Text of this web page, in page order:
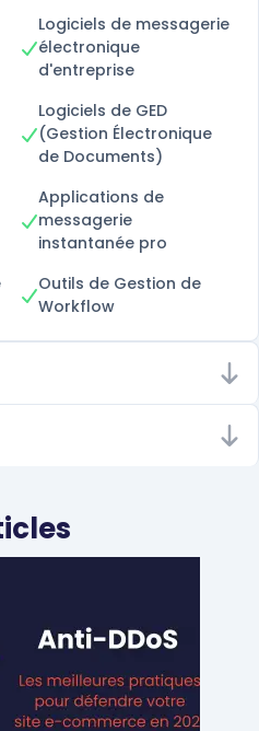
Logiciels de messagerie
électronique
d'entreprise
Logiciels de GED
(Gestion Électronique
de Documents)
Applications de
messagerie
instantanée pro
Outils de Gestion de
Workflow